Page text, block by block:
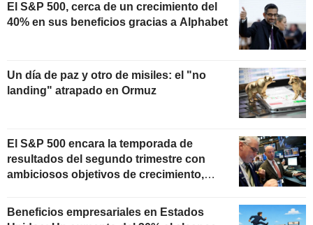
El S&P 500, cerca de un crecimiento del
40% en sus beneficios gracias a Alphabet
Un día de paz y otro de misiles: el "no
landing" atrapado en Ormuz
El S&P 500 encara la temporada de
resultados del segundo trimestre con
ambiciosos objetivos de crecimiento,
Beneficios empresariales en Estados